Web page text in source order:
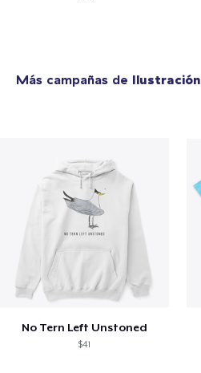
Más campañas de Ilustración
No Tern Left Unstoned
$41